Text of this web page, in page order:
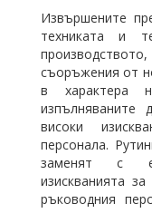
Извършените
техниката и
съоръжения от
в характера
изпълняваните
високи
персонала.
заменят с
изискванията
ръководния